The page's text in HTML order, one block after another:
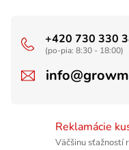
+420 730 330
(po-pia: 8:30 - 18:00)
Reklamácie
Väčšinu sťažností